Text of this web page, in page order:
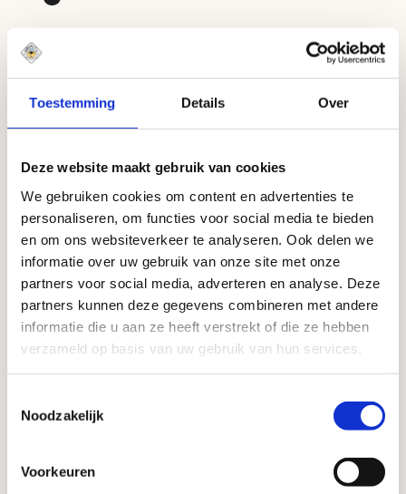
Toestemming Details Over
Deze website maakt gebruik van cookies
We gebruiken cookies om content en advertenties te
personaliseren, om functies voor social media te bieden
en om ons websiteverkeer te analyseren. Ook delen we
informatie over uw gebruik van onze site met onze
partners voor social media, adverteren en analyse. Deze
partners kunnen deze gegevens combineren met andere
informatie die u aan ze heeft verstrekt of die ze hebben
verzameld op basis van uw gebruik van hun services.
Noodzakelijk
Voorkeuren
Alcoholpercentage
4%
5-6 °C graden
Ingrediënten
Amsterdams kraanwater · gerstemout · maïs ·
citroen · hop.
Voedingswaarden per 100ml: energie: 186 kJ/45
kcal, vet <0.1g (waarvan verzadigd: <0.1g),
koolhydraten: 2.3g (waarvan suikers: <0.5g),
eiwit: 0.3g, zout: <0.1g.
Allergenen
Verkrijgbaar in